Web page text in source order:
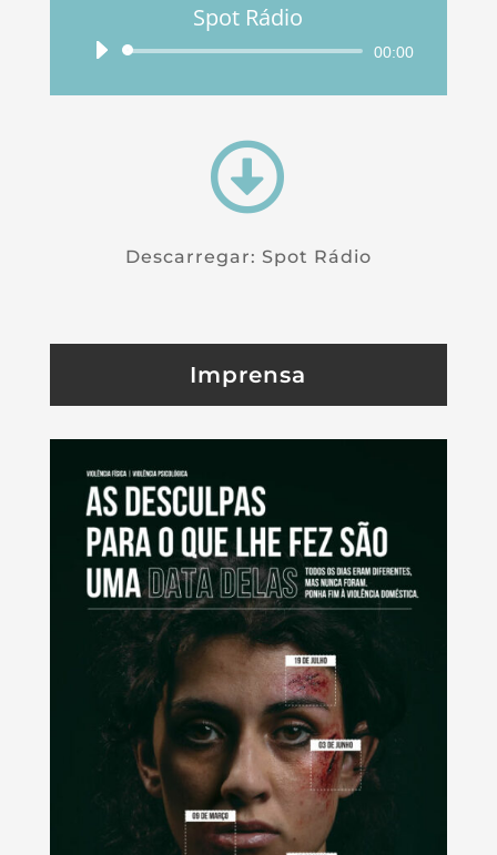
Spot Rádio
Reprodutor
áudio
00:00

Descarregar: Spot Rádio
Imprensa